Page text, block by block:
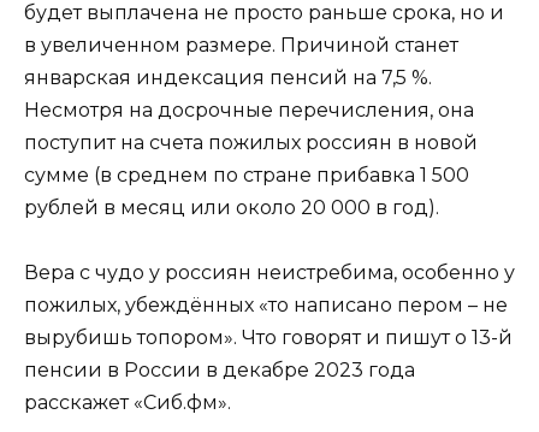
будет выплачена не просто раньше срока, но и
в увеличенном размере. Причиной станет
январская индексация пенсий на 7,5 %.
Несмотря на досрочные перечисления, она
поступит на счета пожилых россиян в новой
сумме (в среднем по стране прибавка 1 500
рублей в месяц или около 20 000 в год).
Вера с чудо у россиян неистребима, особенно у
пожилых, убеждённых «то написано пером – не
вырубишь топором». Что говорят и пишут о 13-й
пенсии в России в декабре 2023 года
расскажет «Сиб.фм».